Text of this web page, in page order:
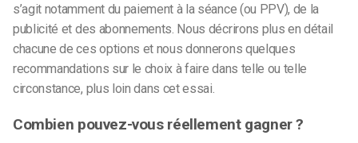
s’agit notamment du paiement à la séance (ou PPV), de la
publicité et des abonnements. Nous décrirons plus en détail
chacune de ces options et nous donnerons quelques
recommandations sur le choix à faire dans telle ou telle
circonstance, plus loin dans cet essai.
Combien pouvez-vous réellement gagner ?